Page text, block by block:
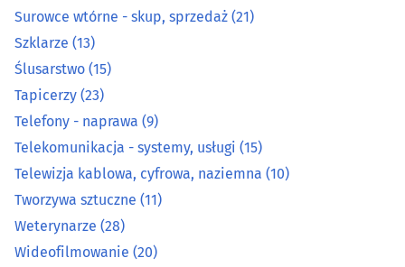
Podnośniki, transportery(15)
Pogrzebowe zakłady
Prace drogowe i kolejowe
Prace wodne i melioracyjne (7)
Prace wysokościowe(14)
Prace ziemne i uzbrajania terenu
Surowce wtórne - skup, sprzedaż (21)
Szklarze (13)
Ślusarstwo (15)
Tapicerzy (23)
Telefony - naprawa (9)
Telekomunikacja - systemy, usługi (15)
Telewizja kablowa, cyfrowa, naziemna (10)
Tworzywa sztuczne (11)
Weterynarze (28)
Wideofilmowanie (20)